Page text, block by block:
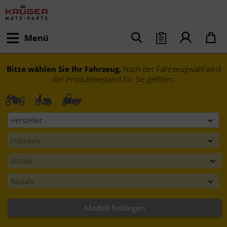
Menü
Bitte wählen Sie Ihr Fahrzeug. Nach der Fahrzeugwahl wird
der Produktbestand für Sie gefiltert.
Modell festlegen